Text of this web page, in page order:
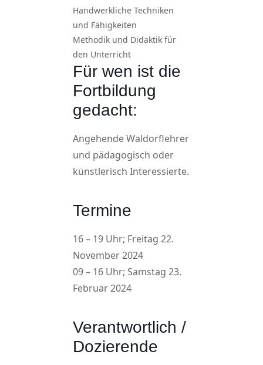
Handwerkliche Techniken
und Fähigkeiten
Methodik und Didaktik für
den Unterricht
Für wen ist die
Fortbildung
gedacht:
Angehende Waldorflehrer
und pädagogisch oder
künstlerisch Interessierte.
Termine
16 – 19 Uhr; Freitag 22.
November 2024
09 – 16 Uhr; Samstag 23.
Februar 2024
Verantwortlich /
Dozierende